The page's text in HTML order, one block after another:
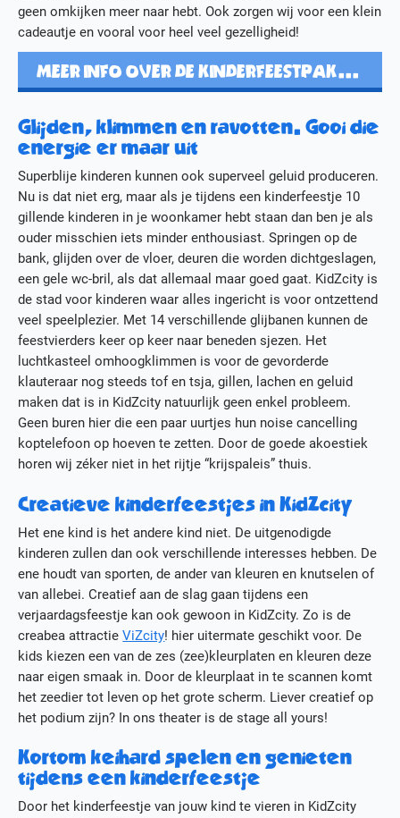
geen omkijken meer naar hebt. Ook zorgen wij voor een klein
cadeautje en vooral voor heel veel gezelligheid!
MEER INFO OVER DE KINDERFEESTPAKKETTEN
Glijden, klimmen en ravotten. Gooi die
energie er maar uit
Superblije kinderen kunnen ook superveel geluid produceren.
Nu is dat niet erg, maar als je tijdens een kinderfeestje 10
gillende kinderen in je woonkamer hebt staan dan ben je als
ouder misschien iets minder enthousiast. Springen op de
bank, glijden over de vloer, deuren die worden dichtgeslagen,
een gele wc-bril, als dat allemaal maar goed gaat. KidZcity is
de stad voor kinderen waar alles ingericht is voor ontzettend
veel speelplezier. Met 14 verschillende glijbanen kunnen de
feestvierders keer op keer naar beneden sjezen. Het
luchtkasteel omhoogklimmen is voor de gevorderde
klauteraar nog steeds tof en tsja, gillen, lachen en geluid
maken dat is in KidZcity natuurlijk geen enkel probleem.
Geen buren hier die een paar uurtjes hun noise cancelling
koptelefoon op hoeven te zetten. Door de goede akoestiek
horen wij zéker niet in het rijtje “krijspaleis” thuis.
Creatieve kinderfeestjes in KidZcity
Het ene kind is het andere kind niet. De uitgenodigde
kinderen zullen dan ook verschillende interesses hebben. De
ene houdt van sporten, de ander van kleuren en knutselen of
van allebei. Creatief aan de slag gaan tijdens een
verjaardagsfeestje kan ook gewoon in KidZcity. Zo is de
creabea attractieViZcity! hier uitermate geschikt voor. De
kids kiezen een van de zes (zee)kleurplaten en kleuren deze
naar eigen smaak in. Door de kleurplaat in te scannen komt
het zeedier tot leven op het grote scherm. Liever creatief op
het podium zijn? In ons theater is de stage all yours!
Kortom keihard spelen en genieten
tijdens een kinderfeestje
Door het kinderfeestje van jouw kind te vieren in KidZcity